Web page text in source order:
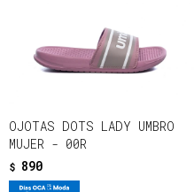
OJOTAS DOTS LADY UMBRO
MUJER - 00R
$ 890